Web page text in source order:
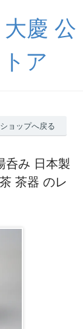
慶 公
ア
ショップへ戻る
呑み 日本製
茶器 のレ